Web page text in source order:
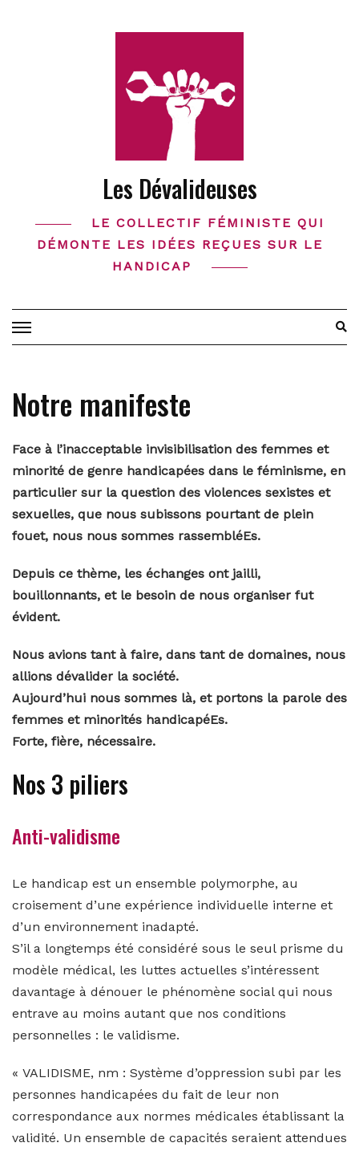
Les Dévalideuses
LE COLLECTIF FÉMINISTE QUI
DÉMONTE LES IDÉES REÇUES SUR LE
HANDICAP
Notre manifeste
Face à l’inacceptable invisibilisation des femmes et
minorité de genre handicapées dans le féminisme, en
particulier sur la question des violences sexistes et
sexuelles, que nous subissons pourtant de plein
fouet, nous nous sommes rassembléEs.
Depuis ce thème, les échanges ont jailli,
bouillonnants, et le besoin de nous organiser fut
évident.
Nous avions tant à faire, dans tant de domaines, nous
allions dévalider la société.
Aujourd’hui nous sommes là, et portons la parole des
femmes et minorités handicapéEs.
Forte, fière, nécessaire.
Nos 3 piliers
Anti-validisme
Le handicap est un ensemble polymorphe, au
croisement d’une expérience individuelle interne et
d’un environnement inadapté.
S’il a longtemps été considéré sous le seul prisme du
modèle médical, les luttes actuelles s’intéressent
davantage à dénouer le phénomène social qui nous
entrave au moins autant que nos conditions
personnelles : le validisme.
« VALIDISME, nm : Système d’oppression subi par les
personnes handicapées du fait de leur non
correspondance aux normes médicales établissant la
validité. Un ensemble de capacités seraient attendues